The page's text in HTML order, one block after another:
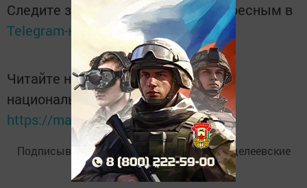
Следите за самым важным и интересным в
Telegram-канале
Татмедиа
Читайте новости Татарстана в
национальном мессенджере MАХ:
https://max.ru/tatmedia
Подписывайтесь на Telegram-канал«Менделеевские
новости»